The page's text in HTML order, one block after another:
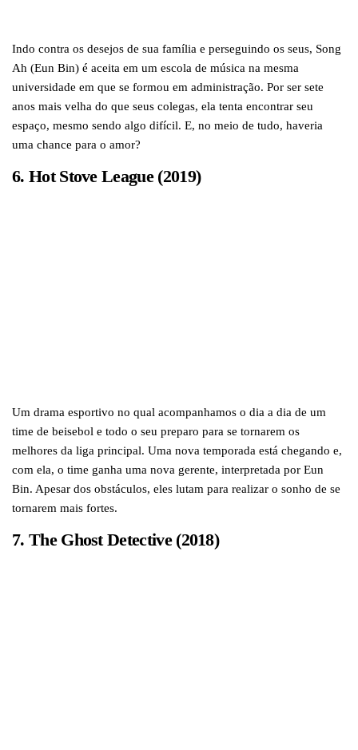
Indo contra os desejos de sua família e perseguindo os seus, Song
Ah (Eun Bin) é aceita em um escola de música na mesma
universidade em que se formou em administração. Por ser sete
anos mais velha do que seus colegas, ela tenta encontrar seu
espaço, mesmo sendo algo difícil. E, no meio de tudo, haveria
uma chance para o amor?
6. Hot Stove League (2019)
Um drama esportivo no qual acompanhamos o dia a dia de um
time de beisebol e todo o seu preparo para se tornarem os
melhores da liga principal. Uma nova temporada está chegando e,
com ela, o time ganha uma nova gerente, interpretada por Eun
Bin. Apesar dos obstáculos, eles lutam para realizar o sonho de se
tornarem mais fortes.
7. The Ghost Detective (2018)